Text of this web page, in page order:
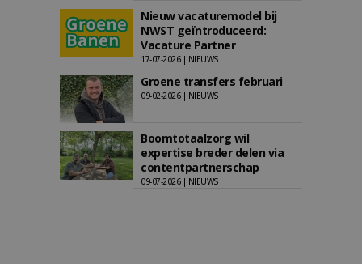
Nieuw vacaturemodel bij
NWST geïntroduceerd:
Vacature Partner
17-07-2026 | NIEUWS
Groene transfers februari
09-02-2026 | NIEUWS
Boomtotaalzorg wil
expertise breder delen via
contentpartnerschap
09-07-2026 | NIEUWS